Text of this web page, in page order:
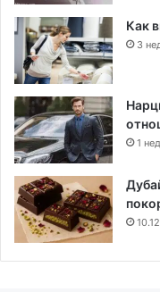
Как
3
1